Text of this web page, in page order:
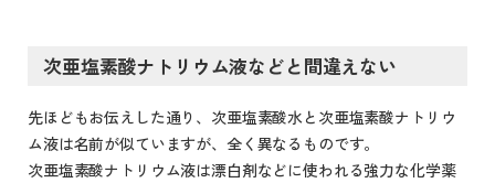
次亜塩素酸ナトリウム液などと間違えない
先ほどもお伝えした通り、次亜塩素酸水と次亜塩素酸ナトリウ
ム液は名前が似ていますが、全く異なるものです。
次亜塩素酸ナトリウム液は漂白剤などに使われる強力な化学薬